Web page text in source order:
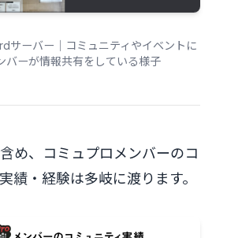
サーバー｜コミュニティやイベントに
バーが情報共有をしている様子
め、コミュプロメンバーのコ
績・経験は多岐に渡ります。